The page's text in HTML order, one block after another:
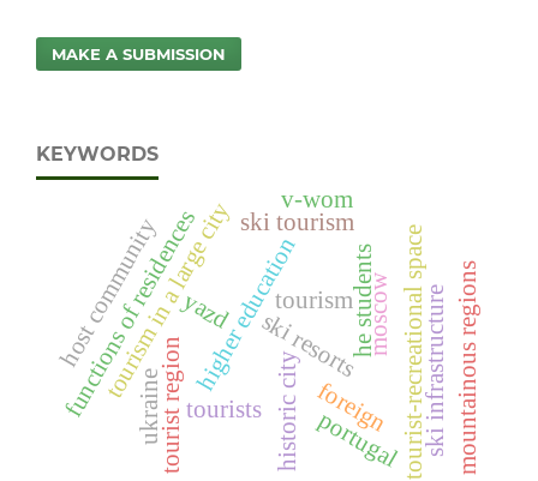
MAKE A SUBMISSION
KEYWORDS
tourism
higher education he students
foreign
ukraine
tourism in a large city moscowtourist-recreational space
tourist region
functions of residences ski resorts
ski tourism
ski infrastructuremountainous regions
host community
tourists historic city
yazd
portugal
v-wom